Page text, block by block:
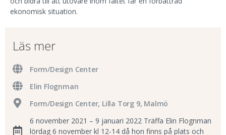
ekonomisk situation.
Läs mer
Form/Design Center
Elin Flognman
Form/Design Center, Lilla Torg 9, Malmö
6 november 2021 – 9 januari 2022 Träffa Elin Flognman
lördag 6 november kl 12-14 då hon finns på plats och